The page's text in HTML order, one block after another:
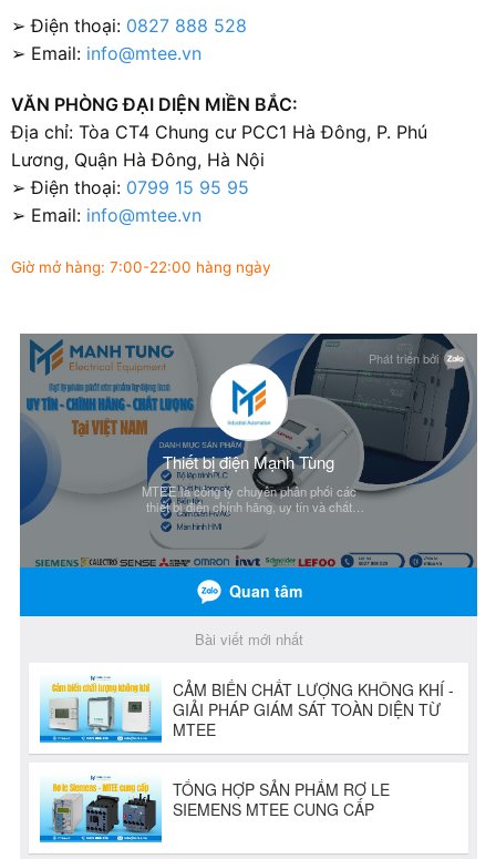
➢ Điện thoại: 0827 888 528
➢ Email: info@mtee.vn
VĂN PHÒNG ĐẠI DIỆN MIỀN BẮC:
Địa chỉ: Tòa CT4 Chung cư PCC1 Hà Đông, P. Phú
Lương, Quận Hà Đông, Hà Nội
➢ Điện thoại: 0799 15 95 95
➢ Email: info@mtee.vn
Giờ mở hàng: 7:00-22:00 hàng ngày